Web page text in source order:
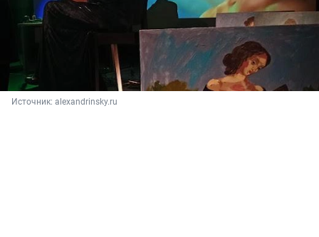
Источник: alexandrinsky.ru